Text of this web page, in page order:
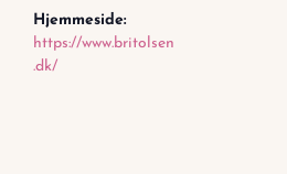
Hjemmeside:
https://www.britolsen
.dk/